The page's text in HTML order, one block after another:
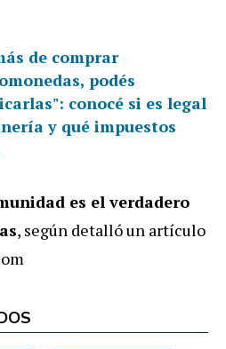
de comprar
podés
conocé si es legal
y qué impuestos
es el verdadero
, según detalló un artículo